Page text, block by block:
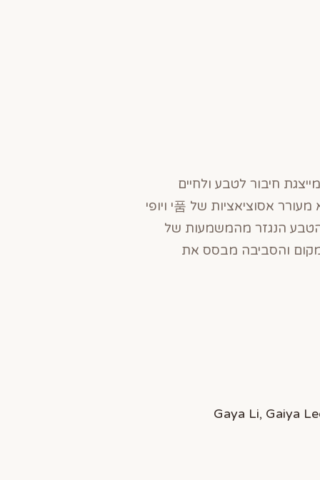
חיבור לטבע ולחיים
כמרכיב מרכזי של הקיום. השם גאיה נושא תחושות של הרמוניה, ביולוגיה ופריחת הטבע, והוא מעורר אסוציאציות של 품י ויופי
הטבע הנגזר מהמשמעות של
והסביבה מבסס את
Gaya Li, Gaiya